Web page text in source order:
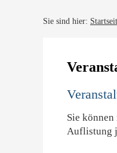
Sie sind hier:
Sie
Auflistung